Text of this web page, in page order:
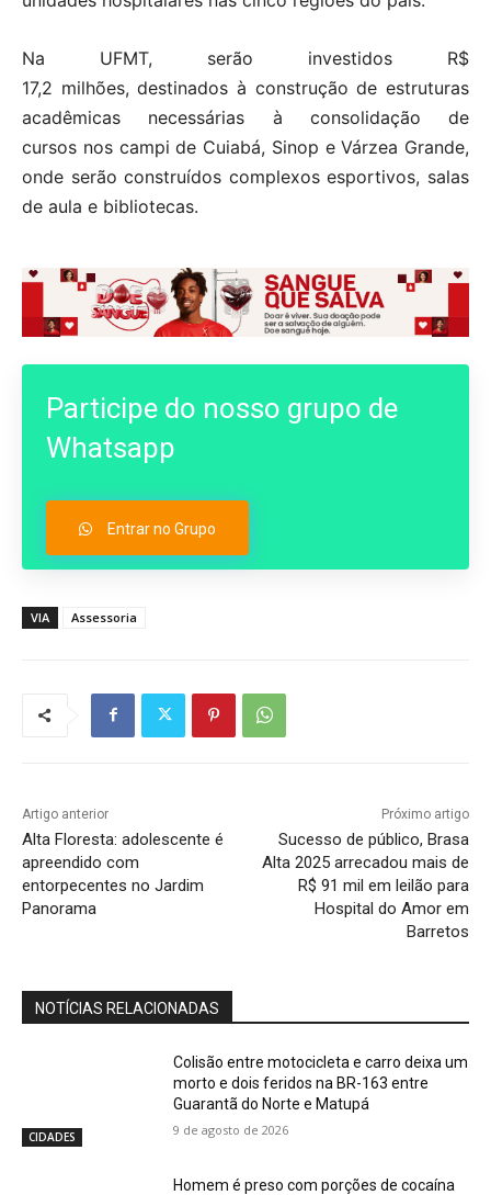
Na UFMT, serão investidos R$
17,2 milhões, destinados à construção de estruturas
acadêmicas necessárias à consolidação de
cursos nos campi de Cuiabá, Sinop e Várzea Grande,
onde serão construídos complexos esportivos, salas
de aula e bibliotecas.
Participe do nosso grupo de
Whatsapp
Entrar no Grupo
VIA Assessoria
Artigo anterior
Alta Floresta: adolescente é
apreendido com
entorpecentes no Jardim
Panorama
Próximo artigo
Sucesso de público, Brasa
Alta 2025 arrecadou mais de
R$ 91 mil em leilão para
Hospital do Amor em
Barretos
NOTÍCIAS RELACIONADAS
CIDADES
Colisão entre motocicleta e carro deixa um
morto e dois feridos na BR-163 entre
Guarantã do Norte e Matupá
9 de agosto de 2026
Homem é preso com porções de cocaína